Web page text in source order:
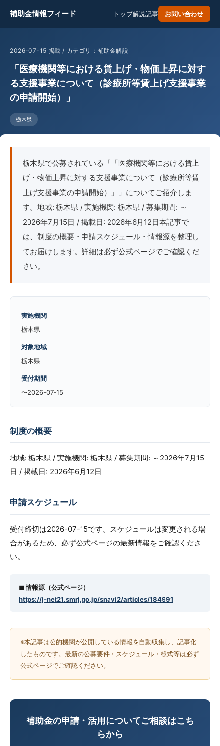
補助金情報フィード トップ解説記事 お問い合わせ
2026-07-15 掲載 / カテゴリ：補助金解説
「医療機関等における賃上げ・物価上昇に対す
る支援事業について（診療所等賃上げ支援事業
の申請開始）」
栃木県
栃木県で公募されている「「医療機関等における賃上
げ・物価上昇に対する支援事業について（診療所等賃
上げ支援事業の申請開始）」」についてご紹介しま
す。地域: 栃木県 / 実施機関: 栃木県 / 募集期間: ～
2026年7月15日 / 掲載日: 2026年6月12日本記事で
は、制度の概要・申請スケジュール・情報源を整理し
てお届けします。詳細は必ず公式ページでご確認くだ
さい。
実施機関
栃木県
対象地域
栃木県
受付期間
〜2026-07-15
制度の概要
地域: 栃木県 / 実施機関: 栃木県 / 募集期間: ～2026年7月15
日 / 掲載日: 2026年6月12日
申請スケジュール
受付締切は2026-07-15です。スケジュールは変更される場
合があるため、必ず公式ページの最新情報をご確認くださ
い。
◼︎ 情報源（公式ページ）
https://j-net21.smrj.go.jp/snavi2/articles/184991
※本記事は公的機関が公開している情報を自動収集し、記事化
したものです。最新の公募要件・スケジュール・様式等は必ず
公式ページでご確認ください。
補助金の申請・活用についてご相談はこち
らから